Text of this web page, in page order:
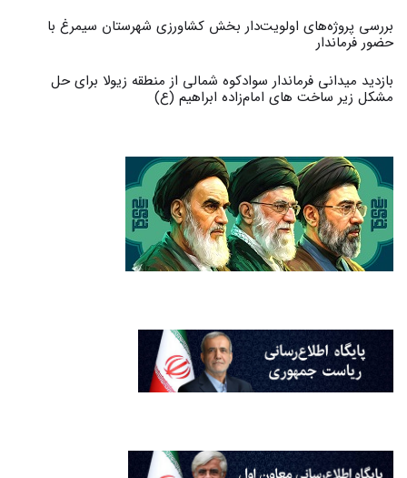
بررسی پروژه‌های اولویت‌دار بخش کشاورزی شهرستان سیمرغ با
حضور فرماندار
بازدید میدانی فرماندار سوادکوه شمالی از منطقه زیولا برای حل
مشکل زیر ساخت های امام‌زاده ابراهیم (ع)